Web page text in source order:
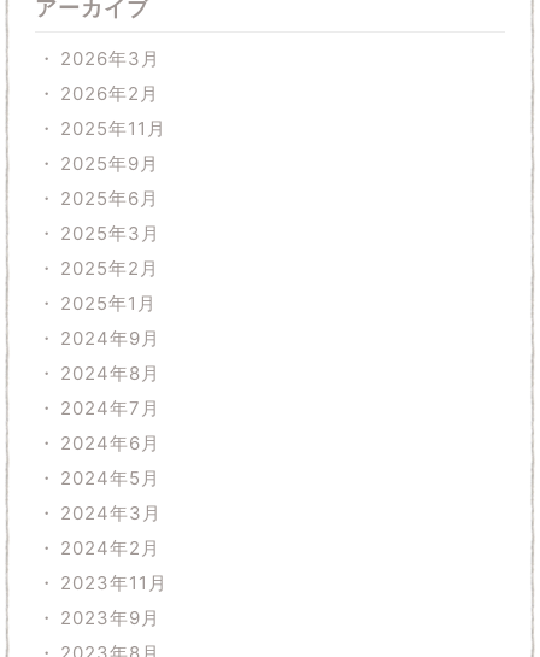
アーカイブ
2026年3月
2026年2月
2025年11月
2025年9月
2025年6月
2025年3月
2025年2月
2025年1月
2024年9月
2024年8月
2024年7月
2024年6月
2024年5月
2024年3月
2024年2月
2023年11月
2023年9月